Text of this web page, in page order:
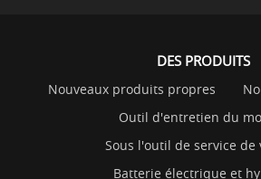
DES PRODUITS
Nouveaux produits propres
Outil d'entretien du
Sous l'outil de service de
Batterie électrique et